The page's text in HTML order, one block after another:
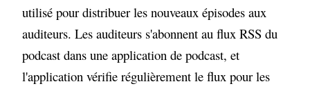
utilisé pour distribuer les nouveaux épisodes aux
auditeurs. Les auditeurs s'abonnent au flux RSS du
podcast dans une application de podcast, et
l'application vérifie régulièrement le flux pour les